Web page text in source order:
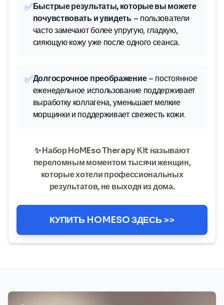
✅Быстрые результаты, которые вы можете
почувствовать и увидеть– пользователи
часто замечают более упругую, гладкую,
сияющую кожу уже после одного сеанса.
✅Долгосрочное преображение– постоянное
еженедельное использование поддерживает
выработку коллагена, уменьшает мелкие
морщинки и поддерживает свежесть кожи.
✨ Набор HoMEso Therapy Kit называют
переломным моментом тысячи женщин,
которые хотели профессиональных
результатов, не выходя из дома.
КУПИТЬ HOMESO ЗДЕСЬ >>